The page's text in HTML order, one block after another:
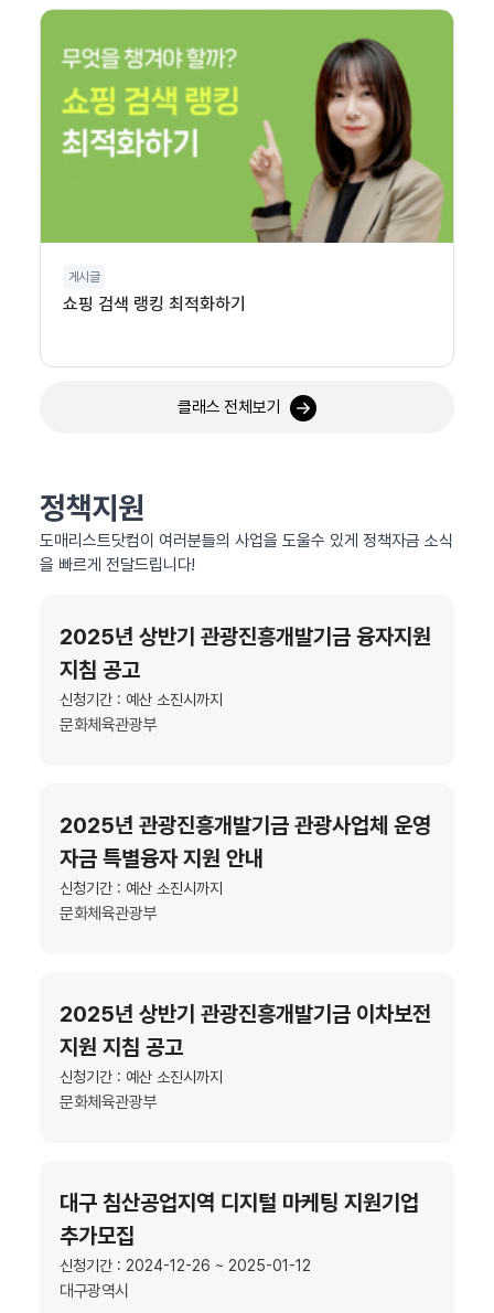
게시글
쇼핑 검색 랭킹 최적화하기
클래스 전체보기
정책지원
도매리스트닷컴이 여러분들의 사업을 도울수 있게 정책자금 소식
을 빠르게 전달드립니다!
2025년 상반기 관광진흥개발기금 융자지원
지침 공고
신청기간 : 예산 소진시까지
문화체육관광부
2025년 관광진흥개발기금 관광사업체 운영
자금 특별융자 지원 안내
신청기간 : 예산 소진시까지
문화체육관광부
2025년 상반기 관광진흥개발기금 이차보전
지원 지침 공고
신청기간 : 예산 소진시까지
문화체육관광부
대구 침산공업지역 디지털 마케팅 지원기업
추가모집
신청기간 : 2024-12-26 ~ 2025-01-12
대구광역시